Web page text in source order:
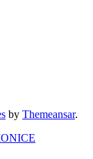
by Themeansar.